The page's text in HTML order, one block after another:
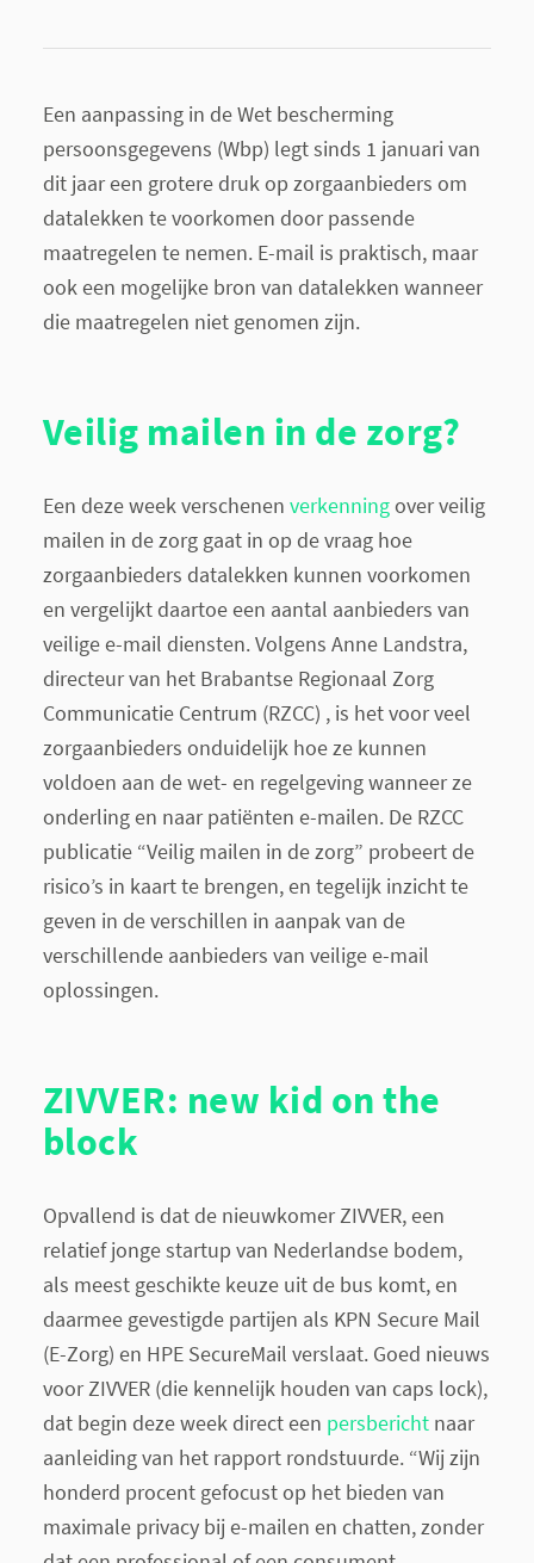
Een aanpassing in de Wet bescherming
persoonsgegevens (Wbp) legt sinds 1 januari van
dit jaar een grotere druk op zorgaanbieders om
datalekken te voorkomen door passende
maatregelen te nemen. E-mail is praktisch, maar
ook een mogelijke bron van datalekken wanneer
die maatregelen niet genomen zijn.
Veilig mailen in de zorg?
Een deze week verschenen verkenningover veilig
mailen in de zorg gaat in op de vraag hoe
zorgaanbieders datalekken kunnen voorkomen
en vergelijkt daartoe een aantal aanbieders van
veilige e-mail diensten.Volgens Anne Landstra,
directeur van het Brabantse Regionaal Zorg
Communicatie Centrum (RZCC) , is het voor veel
zorgaanbieders onduidelijk hoe ze kunnen
voldoen aan de wet- en regelgeving wanneer ze
onderling en naar patiënten e-mailen. De RZCC
publicatie “Veilig mailen in de zorg” probeert de
risico’s in kaart te brengen, en tegelijk inzicht te
geven in de verschillen in aanpak van de
verschillende aanbieders van veilige e-mail
oplossingen.
ZIVVER: new kid on the
block
Opvallend is dat de nieuwkomer ZIVVER, een
relatief jonge startup van Nederlandse bodem,
als meest geschikte keuze uit de bus komt, en
daarmee gevestigde partijen als KPN Secure Mail
(E-Zorg) en HPE SecureMail verslaat. Goed nieuws
voor ZIVVER (die kennelijk houden van caps lock),
dat begin deze week direct een persberichtnaar
aanleiding van het rapport rondstuurde. “Wij zijn
honderd procent gefocust op het bieden van
maximale privacy bij e-mailen en chatten, zonder